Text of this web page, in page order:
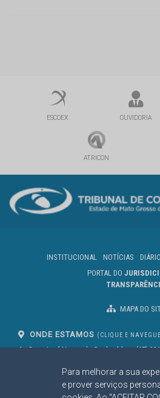
Para melhorar a sua
e prover serviços
ESCOEX OUVIDORIA
ATRICON
INSTITUCIONAL NOTÍCIAS
PORTAL DO
MAPA DO
ONDE ESTAMOS (CLIQUE E
Av. Des. José Nunes da Cunha, bloco
Campo Grande/MS
CEP: 79031-310
(67)